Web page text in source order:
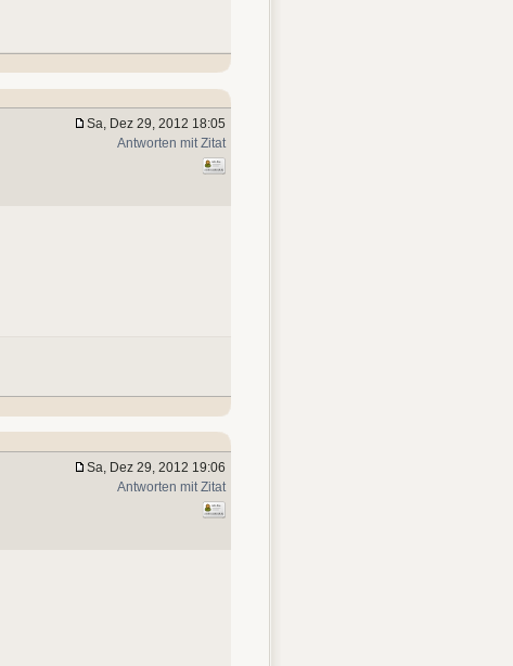
Sa, Dez 29, 2012 18:05
Antworten mit Zitat
Sa, Dez 29, 2012 19:06
Antworten mit Zitat